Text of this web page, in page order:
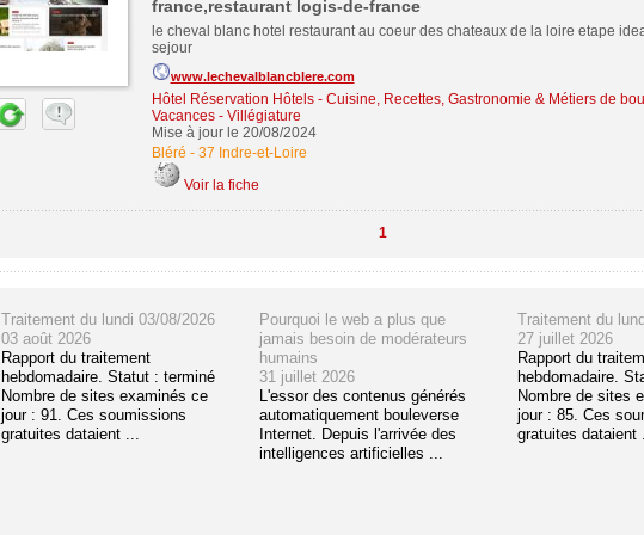
france,restaurant logis-de-france
le cheval blanc hotel restaurant au coeur des chateaux de la loire etape
sejour
www.lechevalblancblere.com
Hôtel Réservation Hôtels- Cuisine, Recettes, Gastronomie & Métiers de
Vacances - Villégiature
Mise à jour le 20/08/2024
Bléré - 37 Indre-et-Loire
Voir la fiche
1
Traitement du lundi 03/08/2026
03 août 2026
Rapport du traitement
hebdomadaire. Statut : terminé
Nombre de sites examinés ce
jour : 91. Ces soumissions
gratuites dataient ...
Pourquoi le web a plus que
jamais besoin de modérateurs
humains
31 juillet 2026
L'essor des contenus générés
automatiquement bouleverse
Internet. Depuis l'arrivée des
intelligences artificielles ...
Traitement du
27 juillet 2026
Rapport du
hebdomadaire.
Nombre de sites
jour : 85. Ces
gratuites dataient